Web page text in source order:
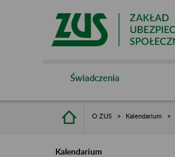
Świadczenia
O ZUS Kalendarium
Kalendarium